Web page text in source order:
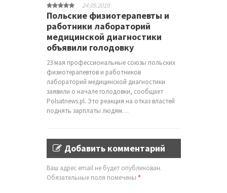
24.05.2019
Польские физиотерапевты и
работники лабораторий
медицинской диагностики
объявили голодовку
23 мая профессиональные союзы польских
физиотерапевтов и работников
лабораторий медицинской диагностики
заявили о начале голодовки, сообщает
Polsatnews.pl. Это реакция на отказ властей
поднять зарплаты людям…
Добавить комментарий
Ваш адрес email не будет опубликован.
Обязательные поля помечены *